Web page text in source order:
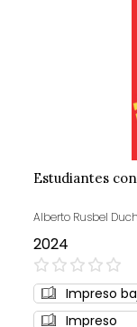
Estudiantes
Alberto Rusbel
2024
0%
Impreso
Impreso